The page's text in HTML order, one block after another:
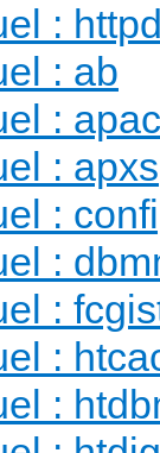
:
: ab
:
: apxs
:
:
:
:
: